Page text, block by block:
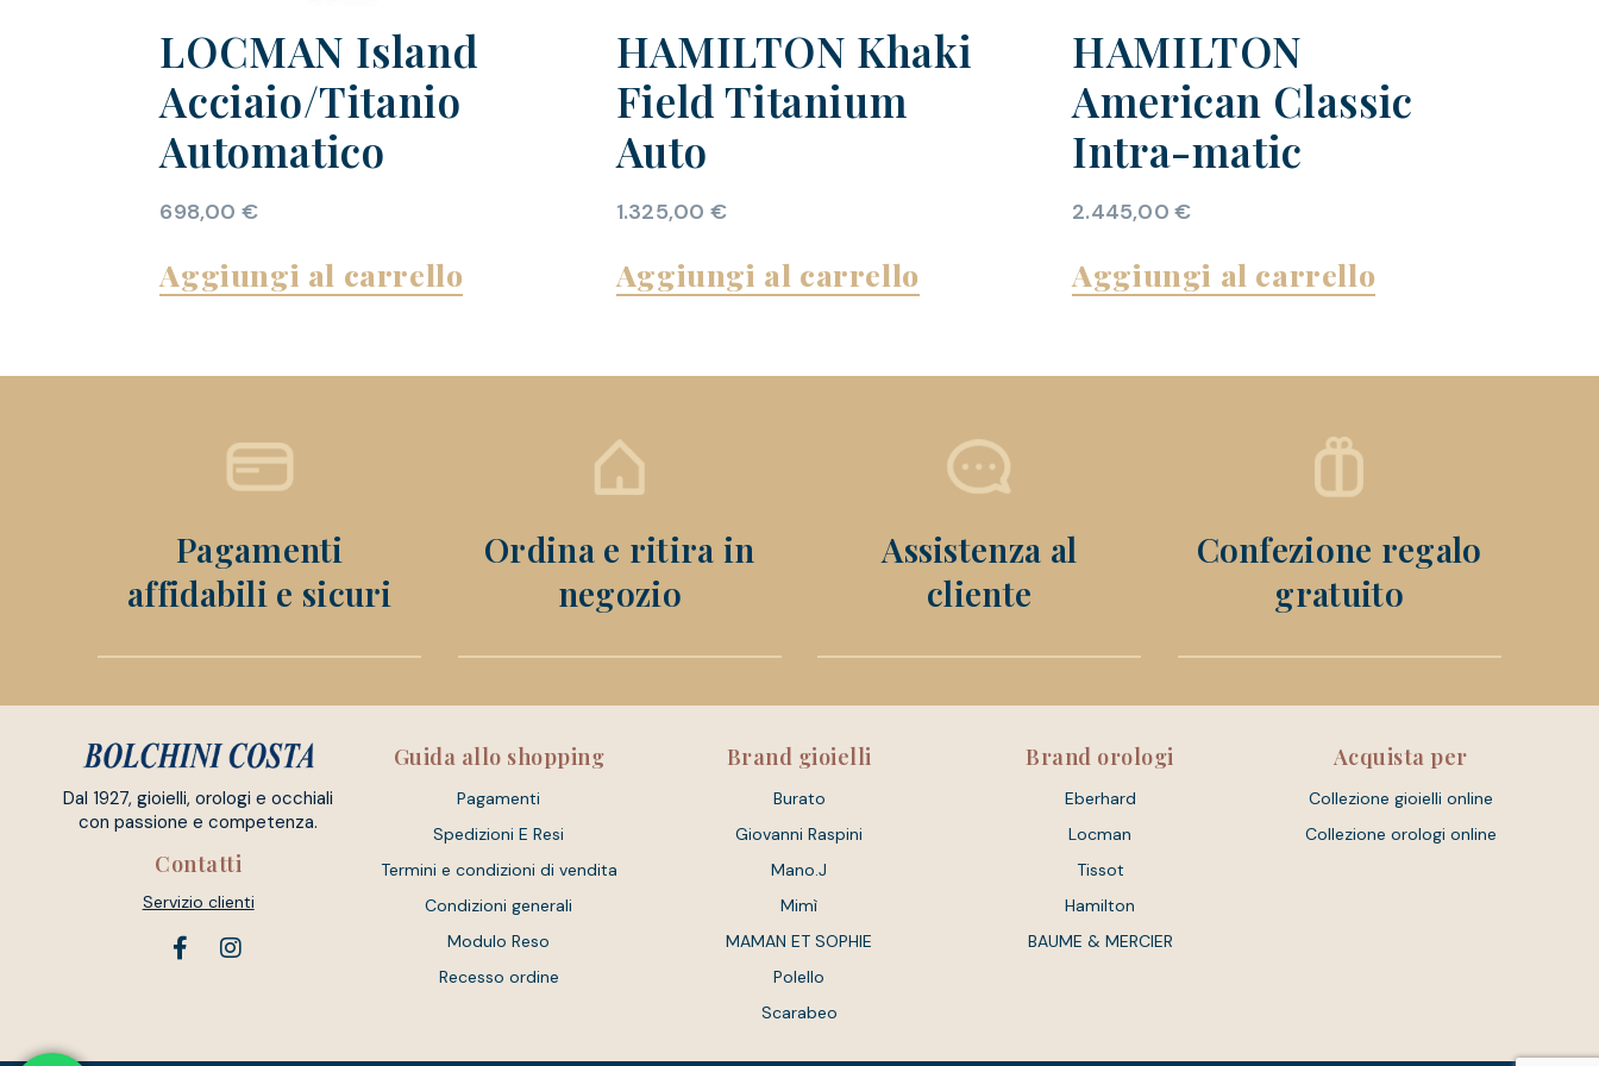
LOCMAN Island
Acciaio/Titanio
Automatico
698,00 €
Aggiungi al carrello
HAMILTON Khaki
Field Titanium
Auto
1.325,00 €
Aggiungi al carrello
HAMILTON
American Classic
Intra-matic
2.445,00€
Aggiungi al carrello
Pagamenti
affidabili e sicuri
Ordina e ritira in
negozio
Assistenza al
cliente
Confezione regalo
gratuito
Dal 1927, gioielli, orologi e occhiali
con passione e competenza.
Contatti
Servizio clienti
Guida allo shopping
Pagamenti
Spedizioni E Resi
Termini e condizioni di vendita
Condizioni generali
Modulo Reso
Recesso ordine
Brand gioielli
Burato
Giovanni Raspini
Mano.J
Mimì
MAMAN ET SOPHIE
Polello
Scarabeo
Brand orologi
Eberhard
Locman
Tissot
Hamilton
BAUME & MERCIER
Acquista per
Collezione gioielli online
Collezione orologi online